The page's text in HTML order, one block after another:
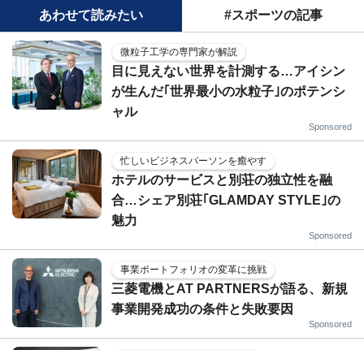
あわせて読みたい #スポーツの記事
微粒子工学の専門家が解説
目に見えない世界を計測する…アイシン
が生んだ｢世界最小の水粒子｣のポテンシ
ャル
Sponsored
忙しいビジネスパーソンを癒やす
ホテルのサービスと別荘の独立性を融
合…シェア別荘｢GLAMDAY STYLE｣の
魅力
Sponsored
事業ポートフォリオの変革に挑戦
三菱電機とAT PARTNERSが語る、新規
事業開発成功の条件と失敗要因
Sponsored